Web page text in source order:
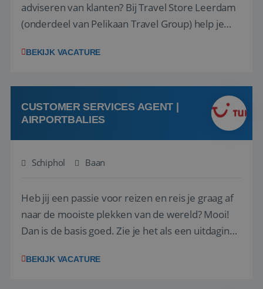
adviseren van klanten? Bij Travel Store Leerdam
(onderdeel van Pelikaan Travel Group) help je
vinden. Samen maken we van elke reis een
hebt in de reisbranche of j...
BEKIJK VACATURE
CUSTOMER SERVICES AGENT |
AIRPORTBALIES
Schiphol Baan
Heb jij een passie voor reizen en reis je graag af
naar de mooiste plekken van de wereld? Mooi!
Dan is de basis goed. Zie je het als een uitdaging
het samenstellen en boeken van de perfecte
BEKIJK VACATURE